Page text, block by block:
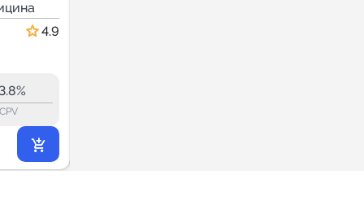
4.9
3.8%
CPV